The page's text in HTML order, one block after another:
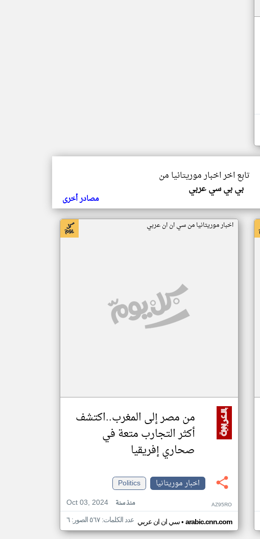
تابع اخر اخبار موريتانيا من
بي بي سي عربي
مصادر أخرى
اخبار موريتانيا من سي ان ان عربي
من مصر إلى المغرب..اكتشف
أكثر التجارب متعة في
صحاري إفريقيا
اخبار موريتانيا
Politics
Oct 03, 2024
منذ سنة AZ95RO
سي ان ان عربي• arabic.cnn.com عدد الكلمات: ٥٦٧ الصور: ٦